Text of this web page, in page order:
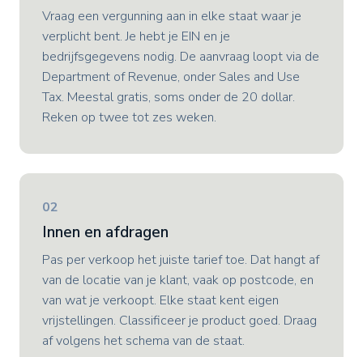
Vraag een vergunning aan in elke staat waar je
verplicht bent. Je hebt je EIN en je
bedrijfsgegevens nodig. De aanvraag loopt via de
Department of Revenue, onder Sales and Use
Tax. Meestal gratis, soms onder de 20 dollar.
Reken op twee tot zes weken.
02
Innen en afdragen
Pas per verkoop het juiste tarief toe. Dat hangt af
van de locatie van je klant, vaak op postcode, en
van wat je verkoopt. Elke staat kent eigen
vrijstellingen. Classificeer je product goed. Draag
af volgens het schema van de staat.